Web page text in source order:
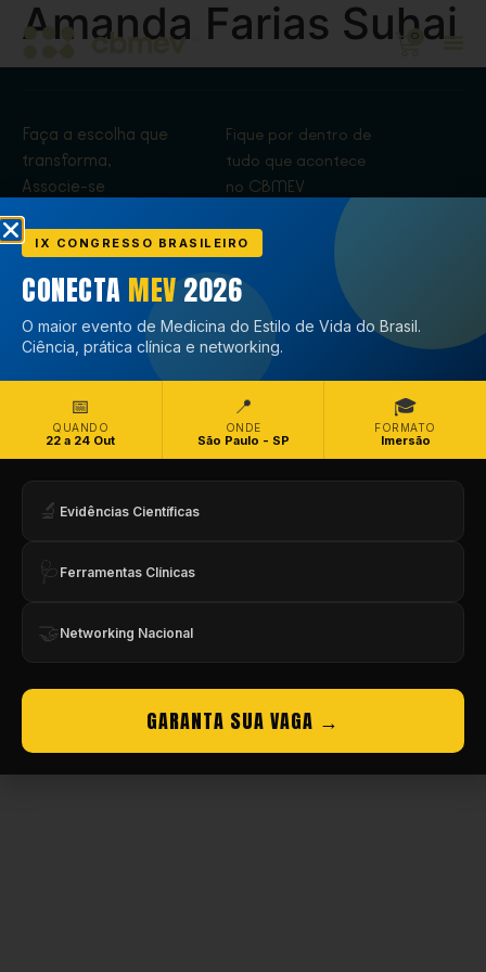
0
Amanda Farias Suhai
Faça a escolha que
transforma,
Associe-se
Associe-se
Fique por dentro de
tudo que acontece
no CBMEV
IX CONGRESSO BRASILEIRO
CONECTA MEV 2026
O maior evento de Medicina do Estilo de Vida do Brasil.
Ciência, prática clínica e networking.
📅
QUANDO
22 a 24 Out
📍
ONDE
São Paulo - SP
🎓
FORMATO
Imersão
🔬 Evidências Científicas
🩺 Ferramentas Clínicas
🤝 Networking Nacional
GARANTA SUA VAGA →